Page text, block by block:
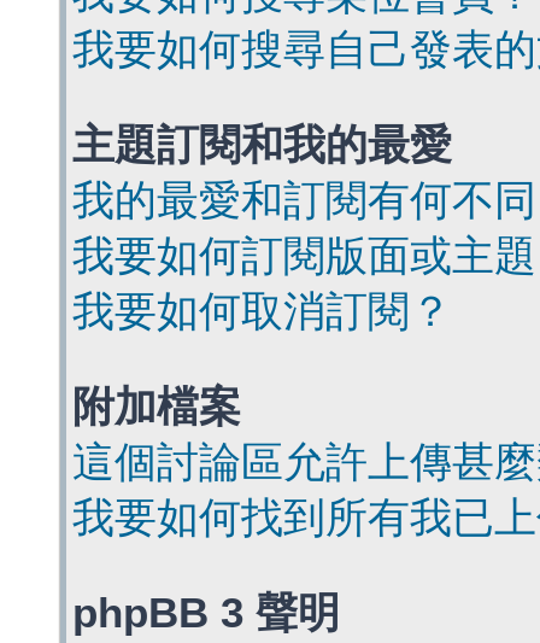
我要如何搜尋自己發表
主題訂閱和我的最愛
我的最愛和訂閱有何不
我要如何訂閱版面或主
我要如何取消訂閱？
附加檔案
這個討論區允許上傳甚
我要如何找到所有我已
phpBB 3 聲明